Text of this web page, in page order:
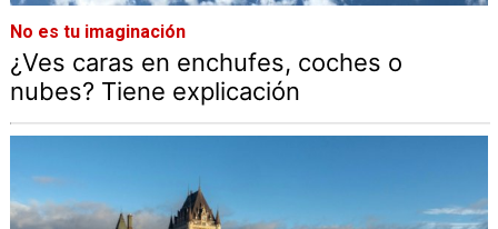
No es tu imaginación
¿Ves caras en enchufes, coches o
nubes? Tiene explicación